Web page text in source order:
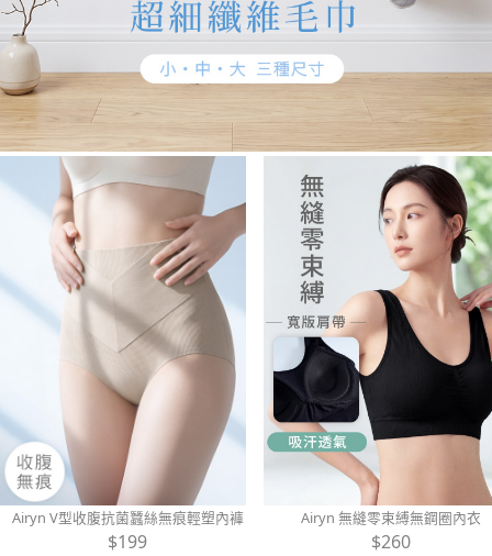
Airyn V型收腹抗菌蠶絲無痕輕塑內褲
$199
Airyn 無縫零束縛無鋼圈內衣
$260